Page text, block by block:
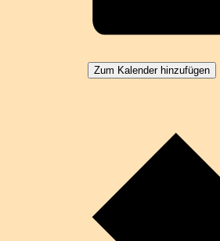
Zum Kalender hinzufügen